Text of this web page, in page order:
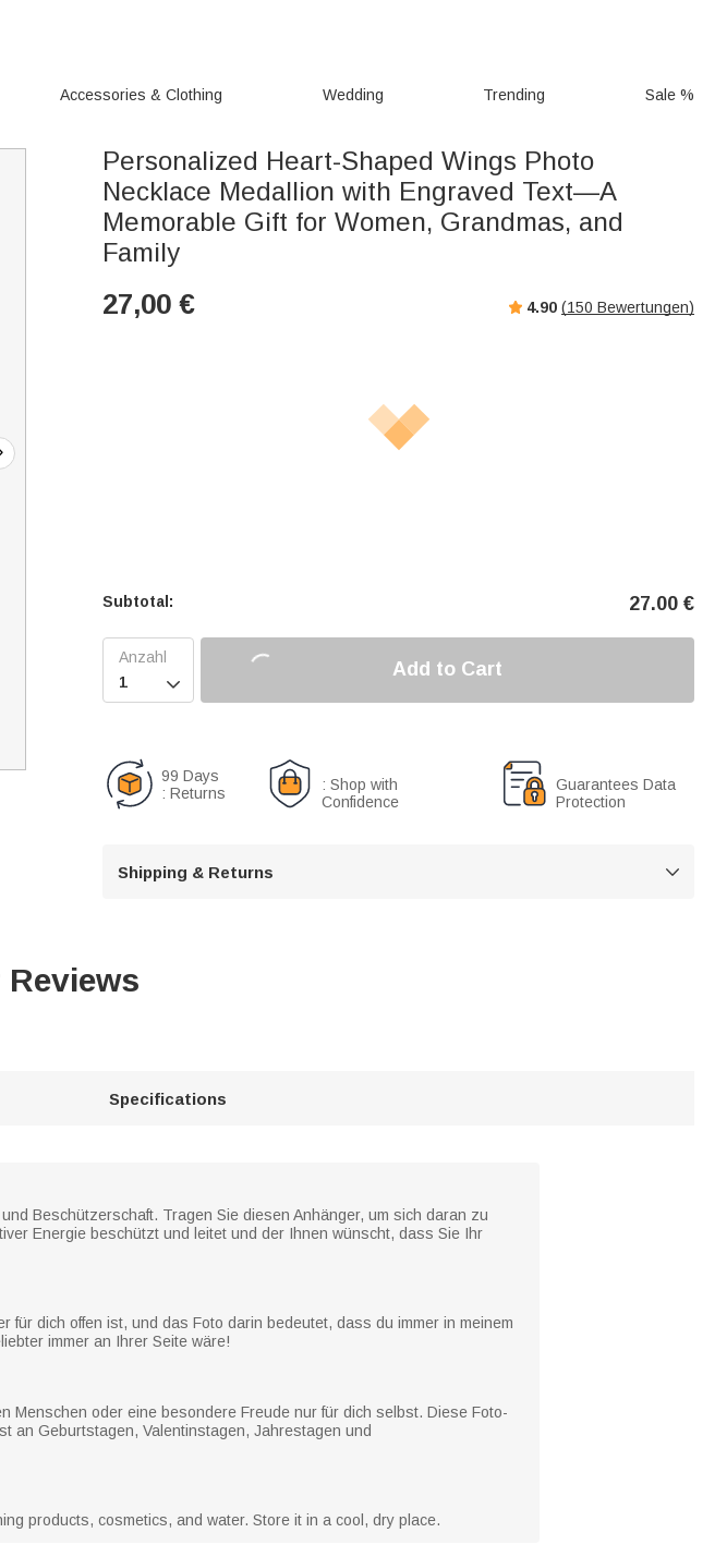
Accessories & Clothing Wedding Trending Sale %
Personalized Heart-Shaped Wings Photo
Necklace Medallion with Engraved Text—A
Memorable Gift for Women, Grandmas, and
Family
27,00 € 4.90 (150 Bewertungen)
Subtotal: 27.00 €

Add to Cart
99 Days
: Returns
: Shop with
Confidence
Guarantees Data
Protection
Shipping & Returns 
Specifications
Beschützerschaft. Tragen Sie diesen Anhänger, um sich daran zu
Energie beschützt und leitet und der Ihnen wünscht, dass Sie Ihr
für dich offen ist, und das Foto darin bedeutet, dass du immer in meinem
immer an Ihrer Seite wäre!
Menschen oder eine besondere Freude nur für dich selbst. Diese Foto-
an Geburtstagen, Valentinstagen, Jahrestagen und
products, cosmetics, and water. Store it in a cool, dry place.